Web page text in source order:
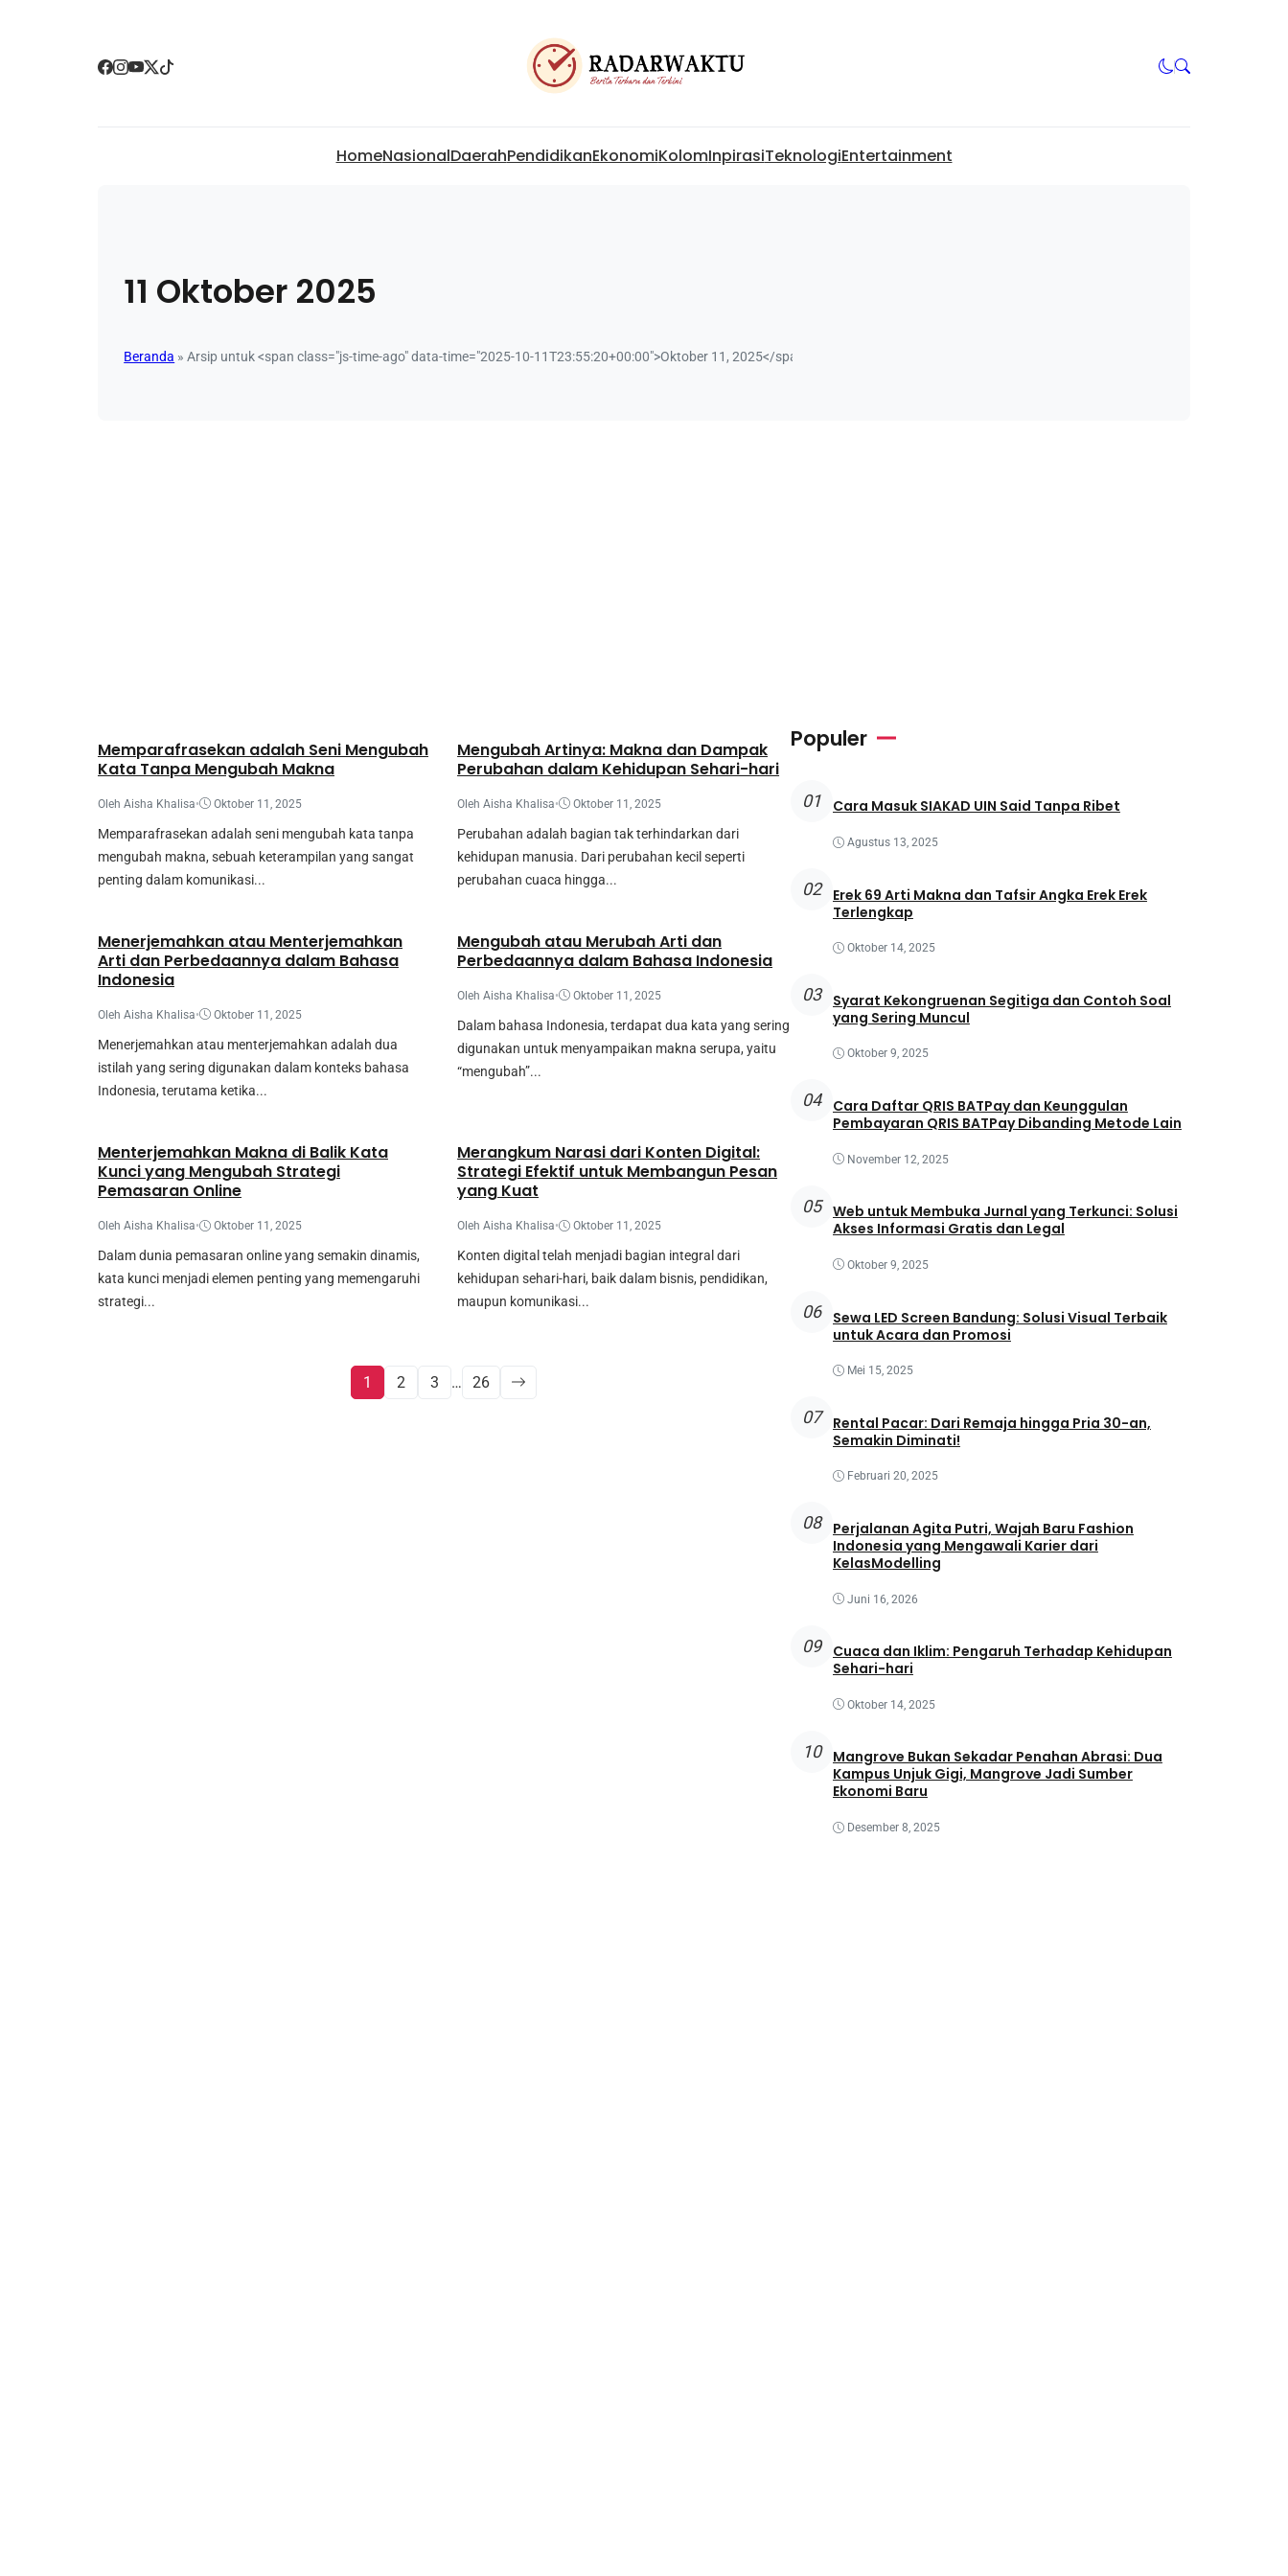
HomeNasionalDaerahPendidikanEkonomiKolomInpirasiTeknologiEntertainment
11 Oktober 2025
Beranda »Arsip untuk <span class="js-time-ago" data-time="2025-10-11T23:55:20+00:00">Oktober 11, 2025</span>
Memparafrasekan adalah Seni Mengubah
Kata Tanpa Mengubah Makna
Oleh Aisha Khalisa• Oktober 11, 2025
Memparafrasekan adalah seni mengubah kata tanpa
mengubah makna, sebuah keterampilan yang sangat
penting dalam komunikasi...
Mengubah Artinya: Makna dan Dampak
Perubahan dalam Kehidupan Sehari-hari
Oleh Aisha Khalisa• Oktober 11, 2025
Perubahan adalah bagian tak terhindarkan dari
kehidupan manusia. Dari perubahan kecil seperti
perubahan cuaca hingga...
Menerjemahkan atau Menterjemahkan
Arti dan Perbedaannya dalam Bahasa
Indonesia
Oleh Aisha Khalisa• Oktober 11, 2025
Menerjemahkan atau menterjemahkan adalah dua
istilah yang sering digunakan dalam konteks bahasa
Indonesia, terutama ketika...
Mengubah atau Merubah Arti dan
Perbedaannya dalam Bahasa Indonesia
Oleh Aisha Khalisa• Oktober 11, 2025
Dalam bahasa Indonesia, terdapat dua kata yang sering
digunakan untuk menyampaikan makna serupa, yaitu
“mengubah”...
Menterjemahkan Makna di Balik Kata
Kunci yang Mengubah Strategi
Pemasaran Online
Oleh Aisha Khalisa• Oktober 11, 2025
Dalam dunia pemasaran online yang semakin dinamis,
kata kunci menjadi elemen penting yang memengaruhi
strategi...
Merangkum Narasi dari Konten Digital:
Strategi Efektif untuk Membangun Pesan
yang Kuat
Oleh Aisha Khalisa• Oktober 11, 2025
Konten digital telah menjadi bagian integral dari
kehidupan sehari-hari, baik dalam bisnis, pendidikan,
maupun komunikasi...
1 2 3 … 26
Populer
01 Cara Masuk SIAKAD UIN Said Tanpa Ribet
Agustus 13, 2025
02
Erek 69 Arti Makna dan Tafsir Angka Erek Erek
Terlengkap
Oktober 14, 2025
03
Syarat Kekongruenan Segitiga dan Contoh Soal
yang Sering Muncul
Oktober 9, 2025
04
Cara Daftar QRIS BATPay dan Keunggulan
Pembayaran QRIS BATPay Dibanding Metode Lain
November 12, 2025
05
Web untuk Membuka Jurnal yang Terkunci: Solusi
Akses Informasi Gratis dan Legal
Oktober 9, 2025
06
Sewa LED Screen Bandung: Solusi Visual Terbaik
untuk Acara dan Promosi
Mei 15, 2025
07
Rental Pacar: Dari Remaja hingga Pria 30-an,
Semakin Diminati!
Februari 20, 2025
08
Perjalanan Agita Putri, Wajah Baru Fashion
Indonesia yang Mengawali Karier dari
KelasModelling
Juni 16, 2026
09
Cuaca dan Iklim: Pengaruh Terhadap Kehidupan
Sehari-hari
Oktober 14, 2025
10
Mangrove Bukan Sekadar Penahan Abrasi: Dua
Kampus Unjuk Gigi, Mangrove Jadi Sumber
Ekonomi Baru
Desember 8, 2025